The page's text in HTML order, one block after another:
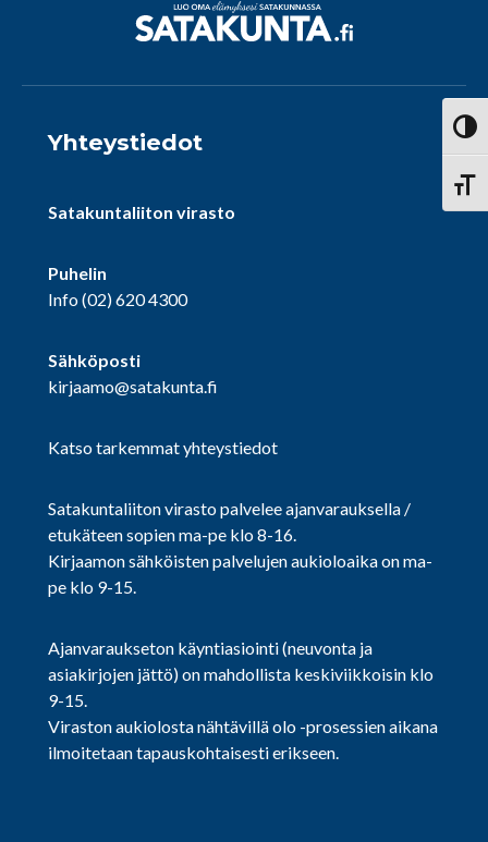
Yhteystiedot
Satakuntaliiton virasto
Puhelin
Info(02) 620 4300
Sähköposti
kirjaamo@satakunta.fi
Katso tarkemmat yhteystiedot
Satakuntaliiton virasto palvelee ajanvarauksella /
etukäteen sopien ma-pe klo 8-16.
Kirjaamon sähköisten palvelujen aukioloaika on ma-
pe klo 9-15.
Ajanvaraukseton käyntiasiointi (neuvonta ja
asiakirjojen jättö) on mahdollista keskiviikkoisin klo
9-15.
Viraston aukiolosta nähtävillä olo -prosessien aikana
ilmoitetaan tapauskohtaisesti erikseen.